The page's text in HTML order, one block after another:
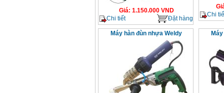
Giá: 1.150.000VND
Chi tiết
Đặt hàng
Chi
Máy hàn đùn nhựa Weldy